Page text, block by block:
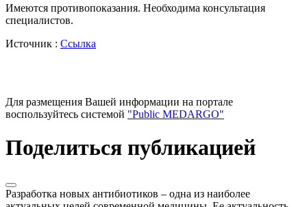
Имеются противопоказания. Необходима консультация
специалистов.
Источник : Ссылка
Для размещения Вашей информации на портале
воспользуйтесь системой "Public MEDARGO"
Поделиться публикацией
Разработка новых антибиотиков – одна из наиболее